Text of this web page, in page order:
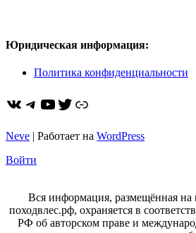
Юридическая информация:
Политика конфиденциальности
ВКонтакте
Telegram
YouTube
Twitter
https://dzen.ru/
Neve | Работает на WordPress
Войти
Вся информация, размещённая на
походвлес.рф, охраняется в
РФ об авторском праве и